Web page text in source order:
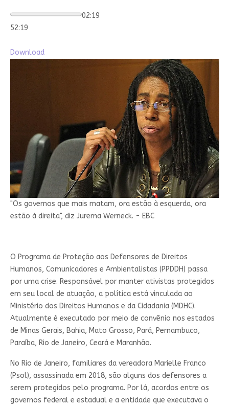
02:19
52:19
Download
"Os governos que mais matam, ora estão à esquerda, ora
estão à direita", diz Jurema Werneck. - EBC
O Programa de Proteção aos Defensores de Direitos
Humanos, Comunicadores e Ambientalistas (PPDDH) passa
por uma crise. Responsável por manter ativistas protegidos
em seu local de atuação, a política está vinculada ao
Ministério dos Direitos Humanos e da Cidadania (MDHC).
Atualmente é executado por meio de convênio nos estados
de Minas Gerais, Bahia, Mato Grosso, Pará, Pernambuco,
Paraíba, Rio de Janeiro, Ceará e Maranhão.
No Rio de Janeiro, familiares da vereadora Marielle Franco
(Psol), assassinada em 2018, são alguns dos defensores a
serem protegidos pelo programa. Por lá, acordos entre os
governos federal e estadual e a entidade que executava o